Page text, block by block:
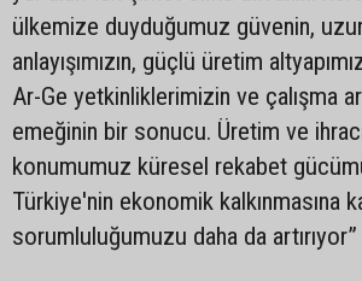
ülkemize duyduğumuz güvenin,
anlayışımızın, güçlü üretim
Ar-Ge yetkinliklerimizin ve çalışma
emeğinin bir sonucu. Üretim ve
konumumuz küresel rekabet
Türkiye'nin ekonomik kalkınmasına
sorumluluğumuzu daha da